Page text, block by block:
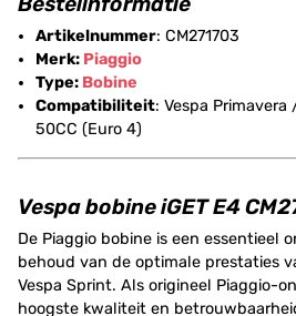
Artikelnummer: CM271703
Merk: Piaggio
Type: Bobine
Compatibiliteit: Vespa
50CC (Euro 4)
Vespa bobine iGET E4
De Piaggio bobine is een essentieel
behoud van de optimale prestaties
Vespa Sprint. Als origineel Piaggio-
hoogste kwaliteit en